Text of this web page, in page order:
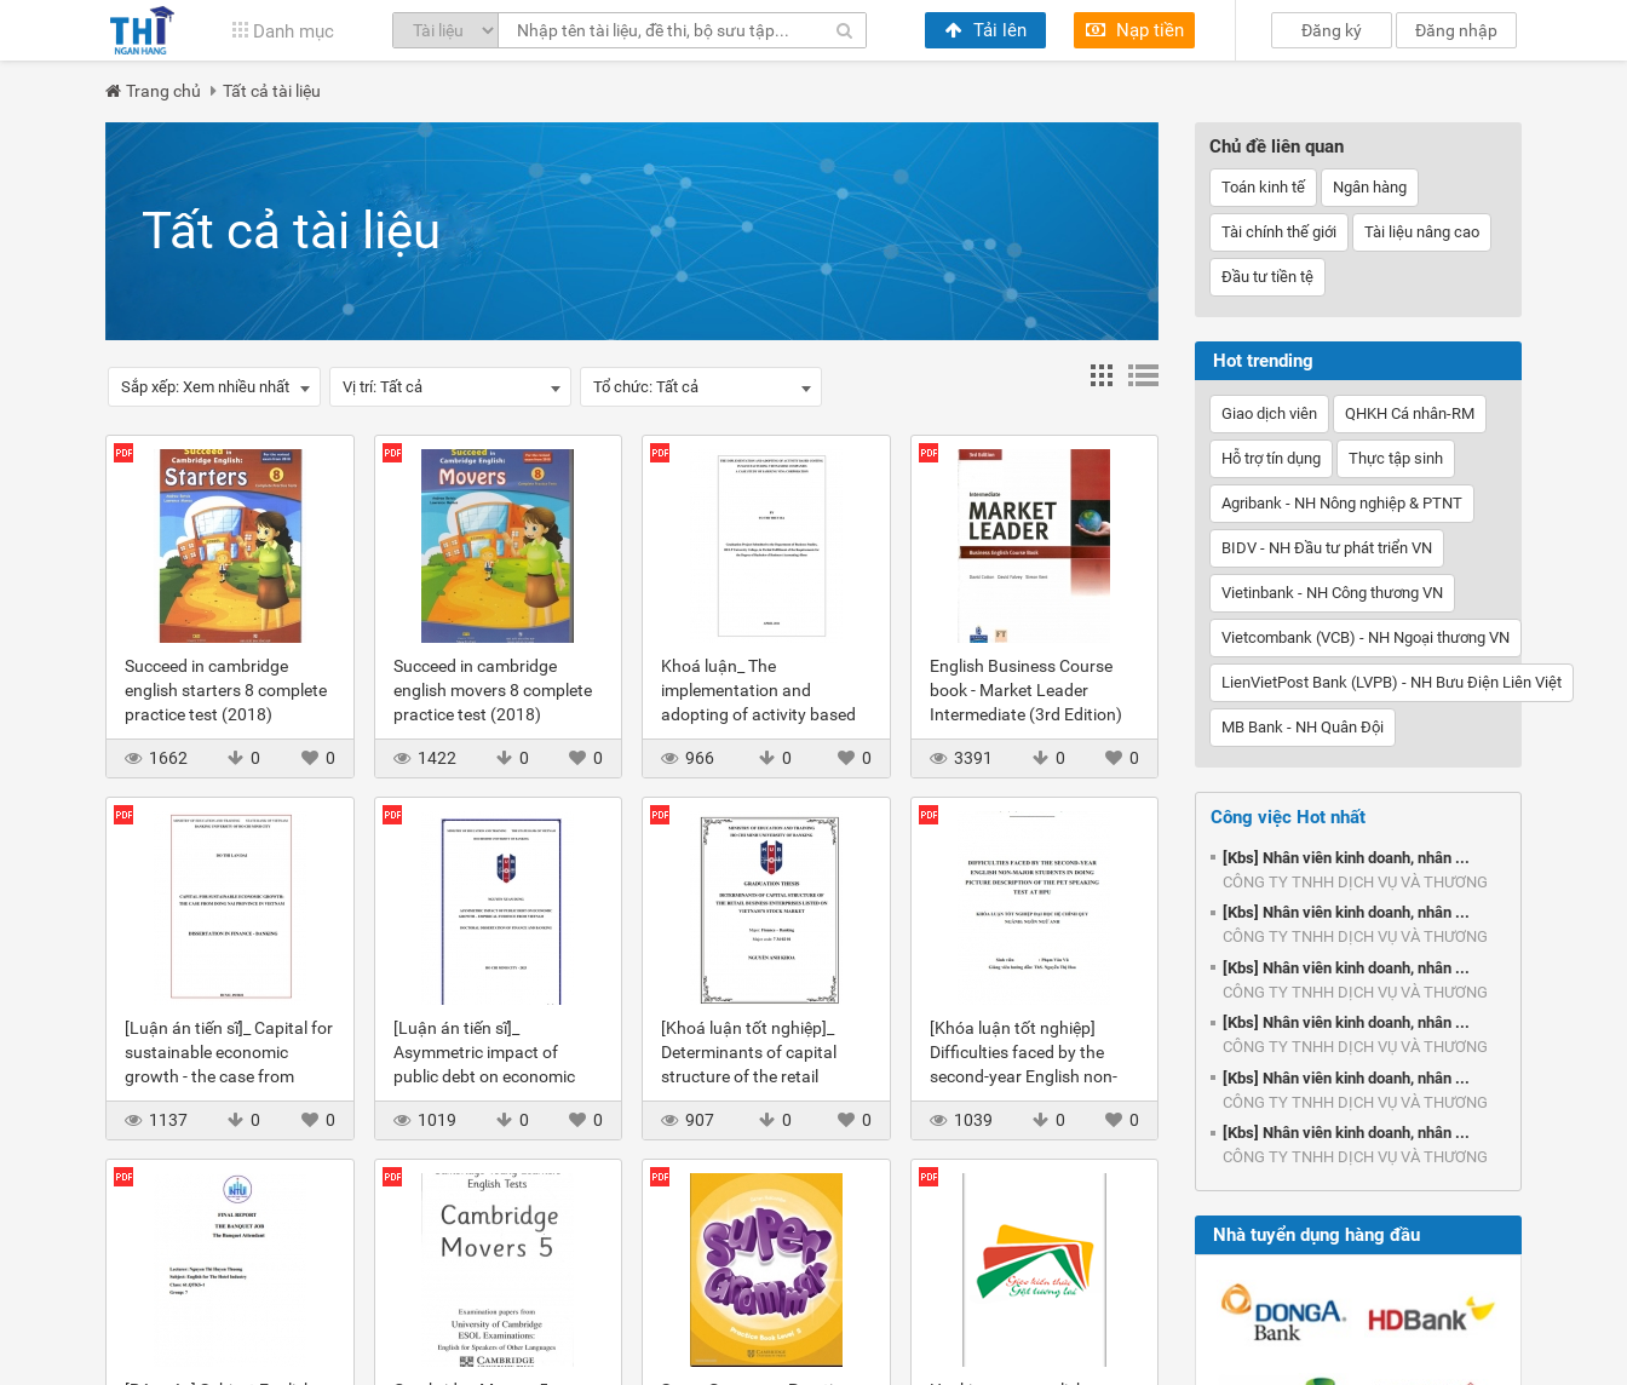
Danh mục Tải lên Nạp tiền Đăng ký Đăng nhập
Trang chủ Tất cả tài liệu
Tất cả tài liệu
Sắp xếp: Xem nhiều nhất Vị trí: Tất cả Tổ chức: Tất cả
Succeed in cambridge
english starters 8 complete
practice test (2018)
1662 0 0
Succeed in cambridge
english movers 8 complete
practice test (2018)
1422 0 0
Khoá luận_ The
implementation and
adopting of activity based
costing in manufacturing
vietnamese companies a
Vina corporation
966 0 0
English Business Course
book - Market Leader
Intermediate (3rd Edition)
3391 0 0
[Luận án tiến sĩ]_ Capital for
sustainable economic
growth - the case from
Dong Nai province in
Vietnam
1137 0 0
[Luận án tiến sĩ]_
Asymmetric impact of
public debt on economic
growth – empirical evidence
from Vietnam
1019 0 0
[Khoá luận tốt nghiệp]_
Determinants of capital
structure of the retail
business enterprises listed
on vietnam’s stock market
907 0 0
[Khóa luận tốt nghiệp]
Difficulties faced by the
second-year English non-
major students in doing
picture description of the
1039 0 0
Chủ đề liên quan
Toán kinh tế Ngân hàng
Tài chính thế giới Tài liệu nâng cao
Đầu tư tiền tệ
Hot trending
Giao dịch viên QHKH Cá nhân-RM
Hỗ trợ tín dụng Thực tập sinh
Agribank - NH Nông nghiệp & PTNT
BIDV - NH Đầu tư phát triển VN
Vietinbank - NH Công thương VN
Vietcombank (VCB) - NH Ngoại thương VN
LienVietPost Bank (LVPB) - NH Bưu Điện Liên Việt
MB Bank - NH Quân Đội
Công việc Hot nhất
[Kbs] Nhân viên kinh doanh, nhân ...
CÔNG TY TNHH DỊCH VỤ VÀ THƯƠNG
MẠI ...
[Kbs] Nhân viên kinh doanh, nhân ...
CÔNG TY TNHH DỊCH VỤ VÀ THƯƠNG
MẠI ...
[Kbs] Nhân viên kinh doanh, nhân ...
CÔNG TY TNHH DỊCH VỤ VÀ THƯƠNG
MẠI ...
[Kbs] Nhân viên kinh doanh, nhân ...
CÔNG TY TNHH DỊCH VỤ VÀ THƯƠNG
MẠI ...
[Kbs] Nhân viên kinh doanh, nhân ...
CÔNG TY TNHH DỊCH VỤ VÀ THƯƠNG
MẠI ...
[Kbs] Nhân viên kinh doanh, nhân ...
CÔNG TY TNHH DỊCH VỤ VÀ THƯƠNG
Nhà tuyển dụng hàng đầu